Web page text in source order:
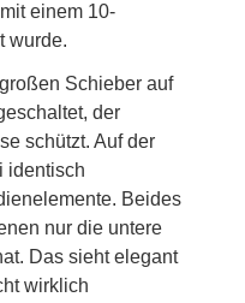
einem 10-
wurde.
Schieber auf
der
schützt. Auf der
identisch
Beides
nur die untere
Das sieht elegant
wirklich